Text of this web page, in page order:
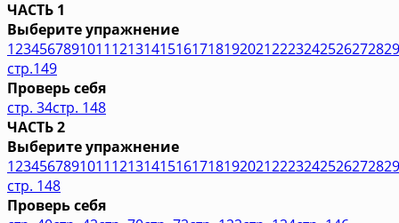
ЧАСТЬ 1
Выберите упражнение
1234567891011121314151617181920212223242526272829
стр.149
Проверь себя
стр. 34стр. 148
ЧАСТЬ 2
Выберите упражнение
1234567891011121314151617181920212223242526272829
стр. 148
Проверь себя